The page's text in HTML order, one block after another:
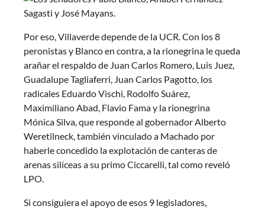
Por eso, Villaverde depende de la UCR. Con los 8
peronistas y Blanco en contra, a la rionegrina le queda
arañar el respaldo de Juan Carlos Romero, Luis Juez,
Guadalupe Tagliaferri, Juan Carlos Pagotto, los
radicales Eduardo Vischi, Rodolfo Suárez,
Maximiliano Abad, Flavio Fama y la rionegrina
Mónica Silva, que responde al gobernador Alberto
Weretilneck, también vinculado a Machado por
haberle concedido la explotación de canteras de
arenas silíceas a su primo Ciccarelli, tal como reveló
LPO.
Si consiguiera el apoyo de esos 9 legisladores,